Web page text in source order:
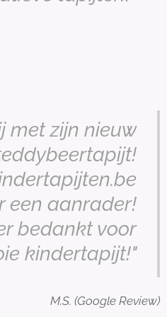
met zijn nieuw
een aanrader!
bedankt voor
kindertapijt!"
M.S. (Google Review)